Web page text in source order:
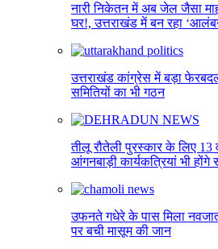
नारी निकेतन में अब जेल जैसा
घर!, उत्तराखंड में बन रहा
उत्तराखंड कांग्रेस में बड़ा
समितियों का भी गठन
तीलू रौतेली पुरस्कार के लिए 13
आंगनबाड़ी कार्यकत्रियां भी होंगे
उफनते गधेरे के पास मिला
पर बची मासूम की जान